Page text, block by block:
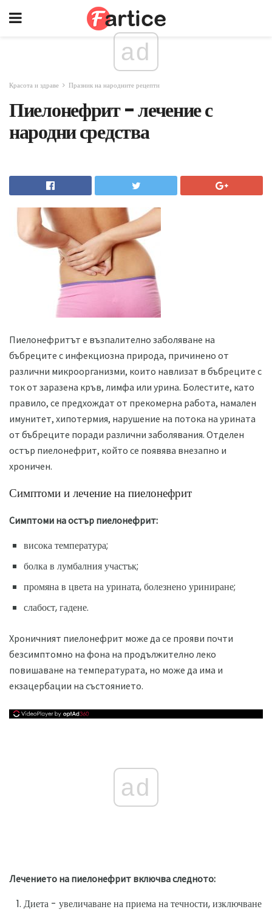
ad
Красота и здраве Празник на народните рецепти
Пиелонефрит - лечение с
народни средства
Пиелонефритът е възпалително заболяване на
бъбреците с инфекциозна природа, причинено от
различни микроорганизми, които навлизат в бъбреците с
ток от заразена кръв, лимфа или урина. Болестите, като
правило, се предхождат от прекомерна работа, намален
имунитет, хипотермия, нарушение на потока на урината
от бъбреците поради различни заболявания. Отделен
остър пиелонефрит, който се появява внезапно и
хроничен.
Симптоми и лечение на пиелонефрит
Симптоми на остър пиелонефрит:
висока температура;
болка в лумбалния участък;
промяна в цвета на урината, болезнено уриниране;
слабост, гадене.
Хроничният пиелонефрит може да се прояви почти
безсимптомно на фона на продължително леко
повишаване на температурата, но може да има и
екзацербации на състоянието.
ad
Лечението на пиелонефрит включва следното:
Диета - увеличаване на приема на течности, изключване